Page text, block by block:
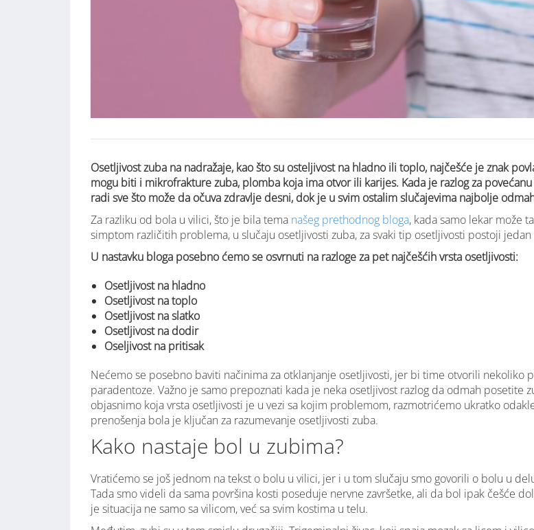
Osetljivost zuba na nadražaje, kao što su osteljivost na hladno ili toplo, najčešće je znak
mogu biti i mikrofrakture zuba, plomba koja ima otvor ili karijes. Kada je razlog za
radi sve što može da očuva zdravlje desni, dok je u svim ostalim slučajevima najbolje
Za razliku od bola u vilici, što je bila tema našeg prethodnog bloga, kada samo lekar može
simptom različitih problema, u slučaju osetljivosti zuba, za svaki tip osetljivosti postoji
U nastavku bloga posebno ćemo se osvrnuti na razloge za pet najčešćih vrsta osetljivosti:
Osetljivost na hladno
Osetljivost na toplo
Osetljivost na slatko
Osetljivost na dodir
Oseljivost na pritisak
Nećemo se posebno baviti načinima za otklanjanje osetljivosti, jer bi time otvorili
paradentoze. Važno je samo prepoznati kada je neka osetljivost razlog da odmah posetite
objasnimo koja vrsta osetljivosti je u vezi sa kojim problemom, razmotrićemo ukratko
prenošenja bola je ključan za razumevanje osetljivosti zuba.
Kako nastaje bol u zubima?
Vratićemo se još jednom na tekst o bolu u vilici, jer i u tom slučaju smo govorili o bolu u
Tada smo videli da sama površina kosti poseduje nervne završetke, ali da bol ipak češće
je situacija ne samo sa vilicom, već sa svim kostima u telu.